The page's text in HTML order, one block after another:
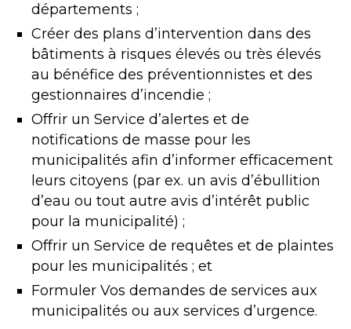
départements ;
Créer des plans d’intervention dans des
bâtiments à risques élevés ou très élevés
au bénéfice des préventionnistes et des
gestionnaires d’incendie ;
Offrir un Service d’alertes et de
notifications de masse pour les
municipalités afin d’informer efficacement
leurs citoyens (par ex. un avis d’ébullition
d’eau ou tout autre avis d’intérêt public
pour la municipalité) ;
Offrir un Service de requêtes et de plaintes
pour les municipalités ; et
Formuler Vos demandes de services aux
municipalités ou aux services d’urgence.